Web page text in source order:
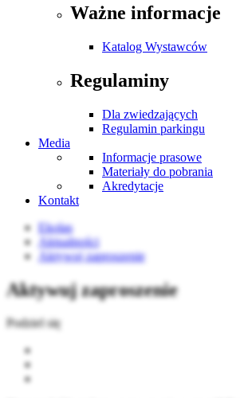
Ważne informacje
Katalog Wystawców
Regulaminy
Dla zwiedzających
Regulamin parkingu
Media
Informacje prasowe
Materiały do pobrania
Akredytacje
Kontakt
Ekolas
Aktualności
Aktywuj zaproszenie
Aktywuj zaproszenie
Podziel się